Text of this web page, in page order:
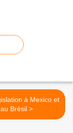
à Mexico et
au Brésil >